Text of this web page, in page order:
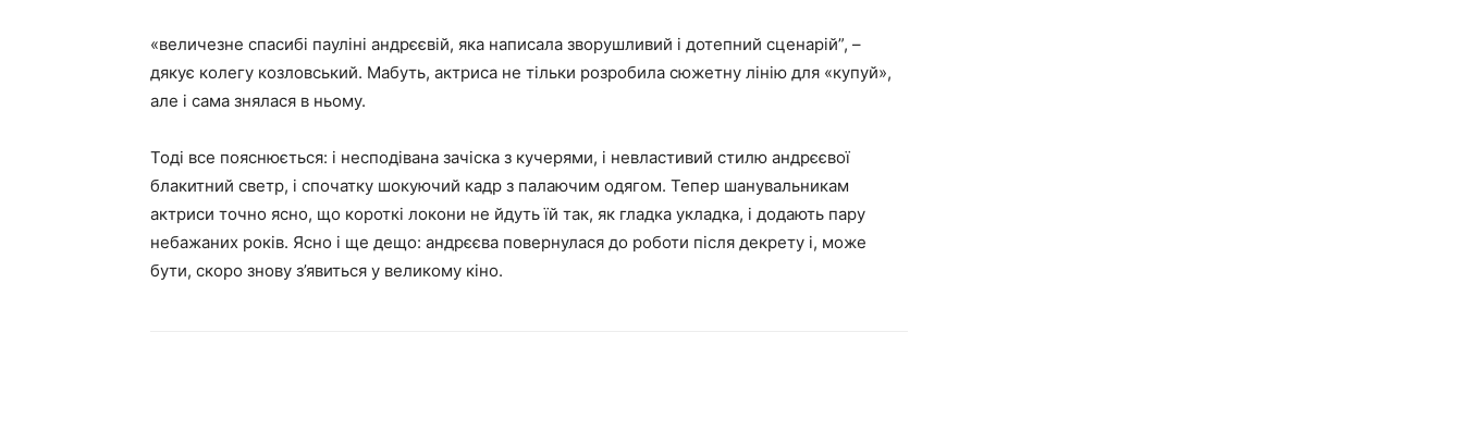
«величезне спасибі пауліні андрєєвій, яка написала зворушливий і дотепний сценарій”, –
дякує колегу козловський. Мабуть, актриса не тільки розробила сюжетну лінію для «купуй»,
але і сама знялася в ньому.
Тоді все пояснюється: і несподівана зачіска з кучерями, і невластивий стилю андрєєвої
блакитний светр, і спочатку шокуючий кадр з палаючим одягом. Тепер шанувальникам
актриси точно ясно, що короткі локони не йдуть їй так, як гладка укладка, і додають пару
небажаних років. Ясно і ще дещо: андрєєва повернулася до роботи після декрету і, може
бути, скоро знову з’явиться у великому кіно.